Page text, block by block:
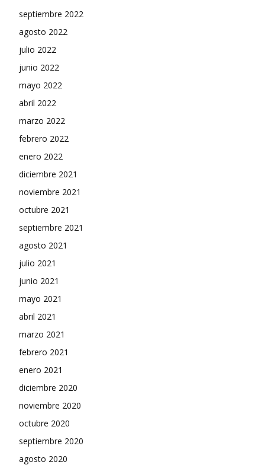
septiembre 2022
agosto 2022
julio 2022
junio 2022
mayo 2022
abril 2022
marzo 2022
febrero 2022
enero 2022
diciembre 2021
noviembre 2021
octubre 2021
septiembre 2021
agosto 2021
julio 2021
junio 2021
mayo 2021
abril 2021
marzo 2021
febrero 2021
enero 2021
diciembre 2020
noviembre 2020
octubre 2020
septiembre 2020
agosto 2020